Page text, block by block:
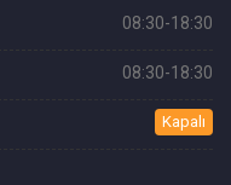
08:30-18:30
08:30-18:30
Kapalı